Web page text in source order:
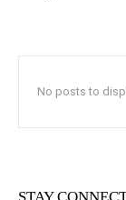
No posts to